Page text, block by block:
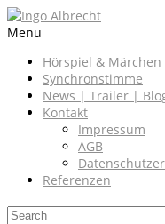
Menu
Hörspiel & Märchen
Synchronstimme
News | Trailer |
Kontakt
Impressum
AGB
Referenzen